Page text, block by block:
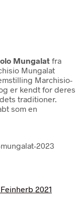
Mungalat fra
Mungalat
Marchisio-
er kendt for deres
traditioner.
som en
2023